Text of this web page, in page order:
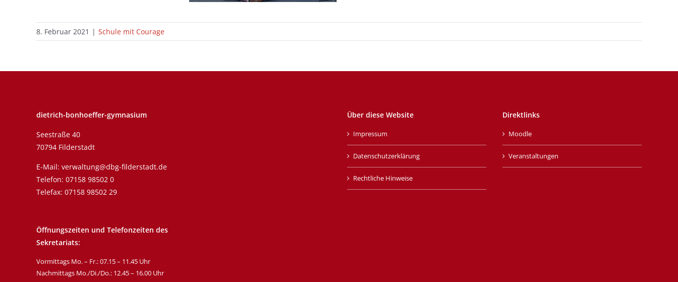
8. Februar 2021 | Schule mit Courage
dietrich-bonhoeffer-gymnasium
Seestraße 40
70794 Filderstadt
E-Mail: verwaltung@dbg-filderstadt.de
Telefon: 07158 98502 0
Telefax: 07158 98502 29
Öffnungszeiten und Telefonzeiten des
Sekretariats:
Vormittags Mo. – Fr.: 07.15 – 11.45 Uhr
Nachmittags Mo./Di./Do.: 12.45 – 16.00 Uhr
Über diese Website
Impressum
Datenschutzerklärung
Rechtliche Hinweise
Direktlinks
Moodle
Veranstaltungen